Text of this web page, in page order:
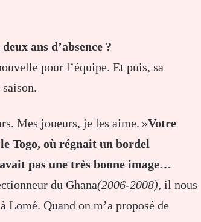
ans d’absence ?
pour l’équipe. Et puis, sa
Mes joueurs, je les aime. »Votre
Togo, où régnait un bordel
pas une très bonne image…
du Ghana(2006-2008), il nous
Lomé. Quand on m’a proposé de